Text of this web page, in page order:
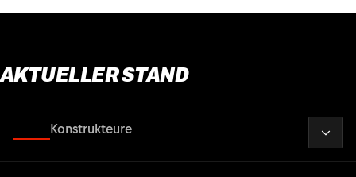
AKTUELLER STAND
Konstrukteure